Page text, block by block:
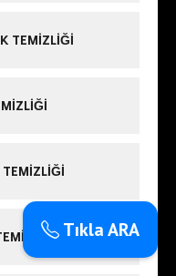
TEMIZLIĞI
Tıkla ARA